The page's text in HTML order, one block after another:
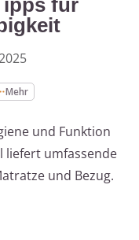
für
Mehr
und Funktion
liefert umfassende
und Bezug.